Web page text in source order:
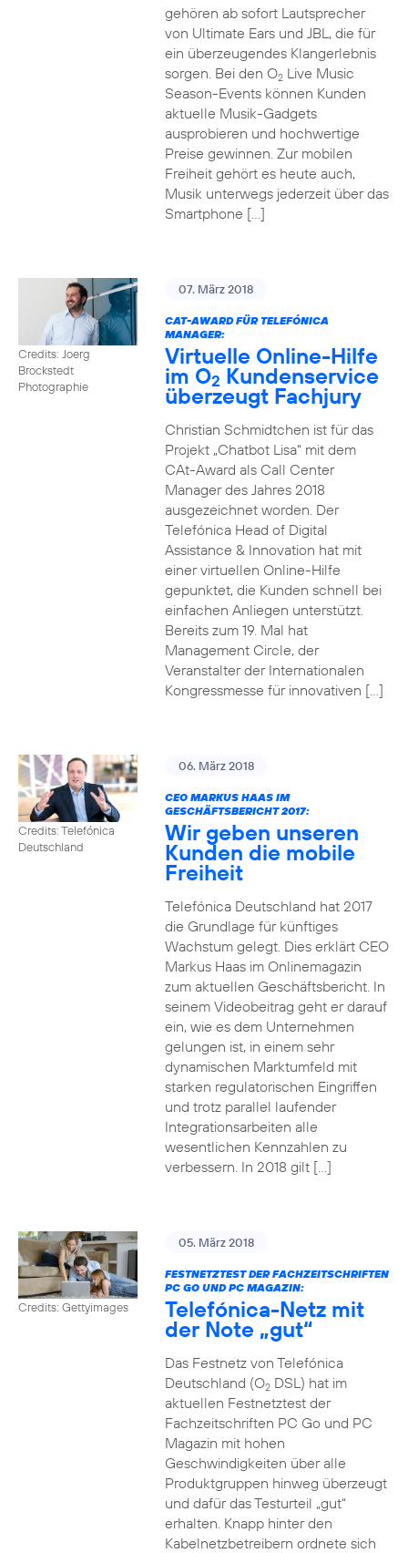
gehören ab sofort Lautsprecher
von Ultimate Ears und JBL, die für
ein überzeugendes Klangerlebnis
sorgen. Bei den O2Live Music
Season-Events können Kunden
aktuelle Musik-Gadgets
ausprobieren und hochwertige
Preise gewinnen. Zur mobilen
Freiheit gehört es heute auch,
Musik unterwegs jederzeit über das
Smartphone […]
Credits: Joerg
Brockstedt
Photographie
07. März 2018
CAT-AWARD FÜR TELEFÓNICA
MANAGER:
Virtuelle Online-Hilfe
im O2 Kundenservice
überzeugt Fachjury
Christian Schmidtchen ist für das
Projekt „Chatbot Lisa“ mit dem
CAt-Award als Call Center
Manager des Jahres 2018
ausgezeichnet worden. Der
Telefónica Head of Digital
Assistance & Innovation hat mit
einer virtuellen Online-Hilfe
gepunktet, die Kunden schnell bei
einfachen Anliegen unterstützt.
Bereits zum 19. Mal hat
Management Circle, der
Veranstalter der Internationalen
Kongressmesse für innovativen […]
Credits: Telefónica
Deutschland
06. März 2018
CEO MARKUS HAAS IM
GESCHÄFTSBERICHT 2017:
Wir geben unseren
Kunden die mobile
Freiheit
Telefónica Deutschland hat 2017
die Grundlage für künftiges
Wachstum gelegt. Dies erklärt CEO
Markus Haas im Onlinemagazin
zum aktuellen Geschäftsbericht. In
seinem Videobeitrag geht er darauf
ein, wie es dem Unternehmen
gelungen ist, in einem sehr
dynamischen Marktumfeld mit
starken regulatorischen Eingriffen
und trotz parallel laufender
Integrationsarbeiten alle
wesentlichen Kennzahlen zu
verbessern. In 2018 gilt […]
Credits: Gettyimages
05. März 2018
FESTNETZTEST DER FACHZEITSCHRIFTEN
PC GO UND PC MAGAZIN:
Telefónica-Netz mit
der Note „gut“
Das Festnetz von Telefónica
Deutschland (O2DSL) hat im
aktuellen Festnetztest der
Fachzeitschriften PC Go und PC
Magazin mit hohen
Geschwindigkeiten über alle
Produktgruppen hinweg überzeugt
und dafür das Testurteil „gut“
erhalten. Knapp hinter den
Kabelnetzbetreibern ordnete sich